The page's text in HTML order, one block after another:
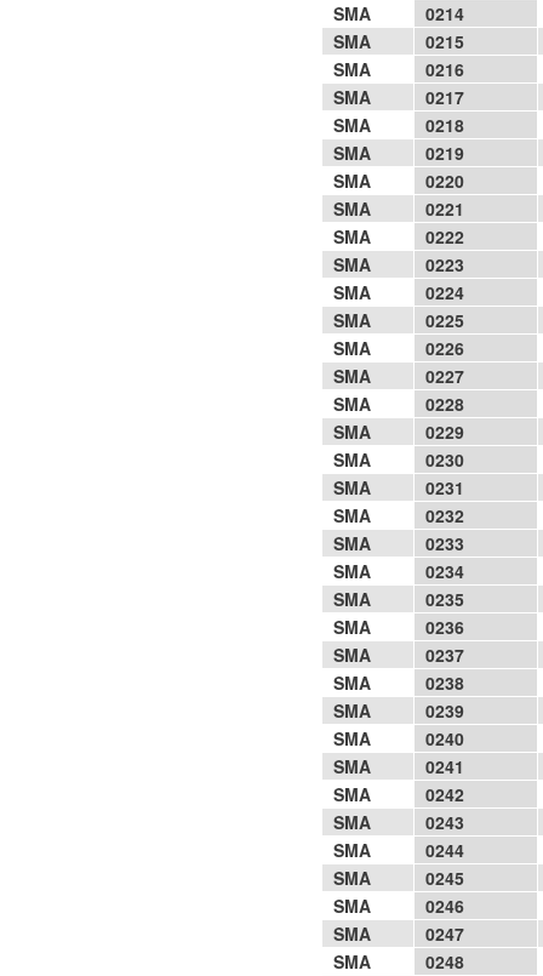
SMA
0214
SMA
0215
SMA
0216
SMA
0217
SMA
0218
SMA
0219
SMA
0220
SMA
0221
SMA
0222
SMA
0223
SMA
0224
SMA
0225
SMA
0226
SMA
0227
SMA
0228
SMA
0229
SMA
0230
SMA
0231
SMA
0232
SMA
0233
SMA
0234
SMA
0235
SMA
0236
SMA
0237
SMA
0238
SMA
0239
SMA
0240
SMA
0241
SMA
0242
SMA
0243
SMA
0244
SMA
0245
SMA
0246
SMA
0247
SMA
0248